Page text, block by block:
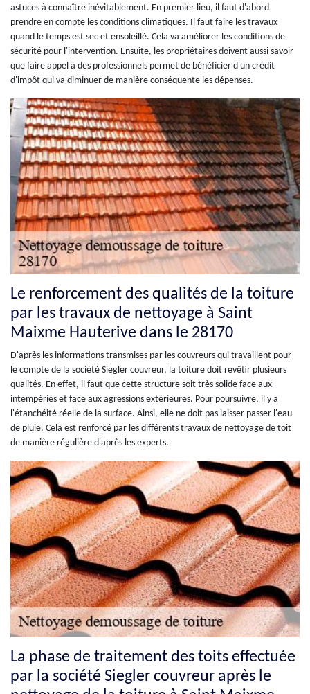
astuces à connaître inévitablement. En premier lieu, il faut d'abord
prendre en compte les conditions climatiques. Il faut faire les travaux
quand le temps est sec et ensoleillé. Cela va améliorer les conditions de
sécurité pour l'intervention. Ensuite, les propriétaires doivent aussi savoir
que faire appel à des professionnels permet de bénéficier d'un crédit
d'impôt qui va diminuer de manière conséquente les dépenses.
Le renforcement des qualités de la toiture
par les travaux de nettoyage à Saint
Maixme Hauterive dans le 28170
D'après les informations transmises par les couvreurs qui travaillent pour
le compte de la société Siegler couvreur, la toiture doit revêtir plusieurs
qualités. En effet, il faut que cette structure soit très solide face aux
intempéries et face aux agressions extérieures. Pour poursuivre, il y a
l'étanchéité réelle de la surface. Ainsi, elle ne doit pas laisser passer l'eau
de pluie. Cela est renforcé par les différents travaux de nettoyage de toit
de manière régulière d'après les experts.
La phase de traitement des toits effectuée
par la société Siegler couvreur après le